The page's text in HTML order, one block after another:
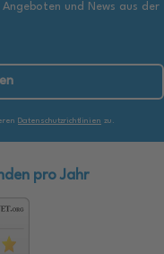
und News aus der
Datenschutzrichtlinien zu.
pro Jahr